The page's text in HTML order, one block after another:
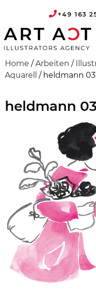
+49 163
Home /Arbeiten /
Aquarell
/ heldmann
heldmann